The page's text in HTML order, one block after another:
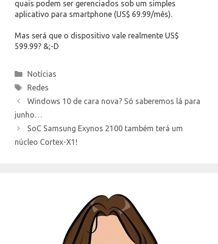
quais podem ser gerenciados sob um simples
aplicativo para smartphone (US$ 69.99/mês).
Mas será que o dispositivo vale realmente US$
599.99? &;-D
Categories
Notícias
Tags
Redes
Windows 10 de cara nova? Só saberemos lá para
junho…
SoC Samsung Exynos 2100 também terá um
núcleo Cortex-X1!